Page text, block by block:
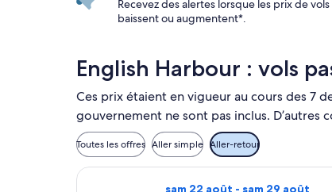
Recevez des alertes lorsque les prix de vols
baissent ou augmentent*.
English Harbour : vols
Ces prix étaient en vigueur au cours des 7
gouvernement ne sont pas inclus. D’autres
Toutes les offres Aller simple Aller-retour
sam 22 août - sam 29 août
Sélectionner le vol United